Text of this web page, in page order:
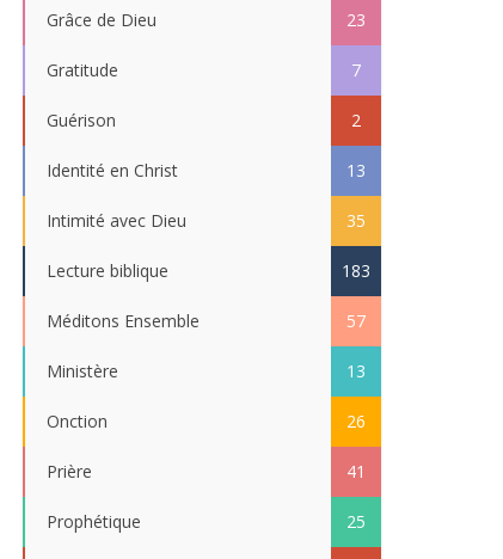
Grâce de Dieu 23
Gratitude 7
Guérison 2
Identité en Christ 13
Intimité avec Dieu 35
Lecture biblique 183
Méditons Ensemble 57
Ministère 13
Onction 26
Prière 41
Prophétique 25